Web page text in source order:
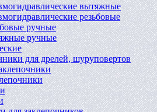
вытяжные
резьбовые
ручные
ручные
для дрелей, шуруповертов